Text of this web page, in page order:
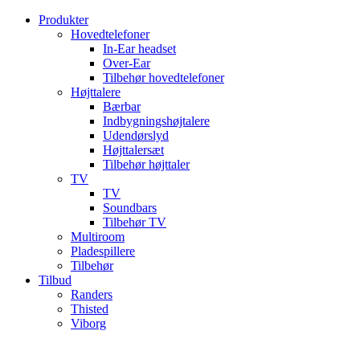
VidereProdukter
Hovedtelefoner
In-Ear headset
Over-Ear
Tilbehør hovedtelefoner
Højttalere
Bærbar
Indbygningshøjtalere
Udendørslyd
Højttalersæt
Tilbehør højttaler
TV
TV
Soundbars
Tilbehør TV
Multiroom
Pladespillere
Tilbehør
Tilbud
Randers
Thisted
Viborg